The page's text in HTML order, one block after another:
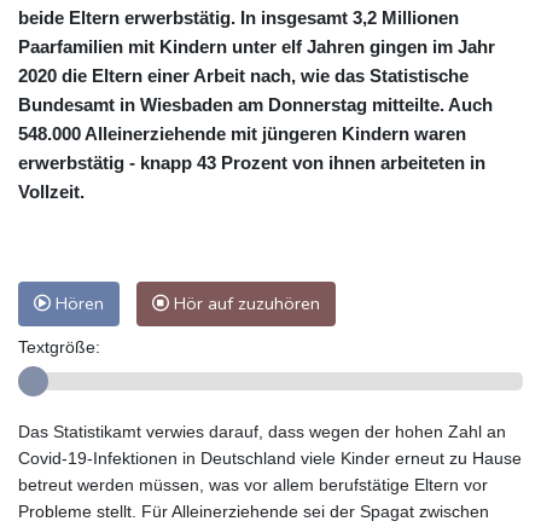
beide Eltern erwerbstätig. In insgesamt 3,2 Millionen
Paarfamilien mit Kindern unter elf Jahren gingen im Jahr
2020 die Eltern einer Arbeit nach, wie das Statistische
Bundesamt in Wiesbaden am Donnerstag mitteilte. Auch
548.000 Alleinerziehende mit jüngeren Kindern waren
erwerbstätig - knapp 43 Prozent von ihnen arbeiteten in
Vollzeit.
Hören Hör auf zuzuhören
Textgröße:
Das Statistikamt verwies darauf, dass wegen der hohen Zahl an
Covid-19-Infektionen in Deutschland viele Kinder erneut zu Hause
betreut werden müssen, was vor allem berufstätige Eltern vor
Probleme stellt. Für Alleinerziehende sei der Spagat zwischen